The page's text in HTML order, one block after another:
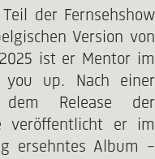
der Fernsehshow
Version von
ist er Mentor im
you up. Nach einer
Release der
veröffentlicht er im
ersehntes Album –